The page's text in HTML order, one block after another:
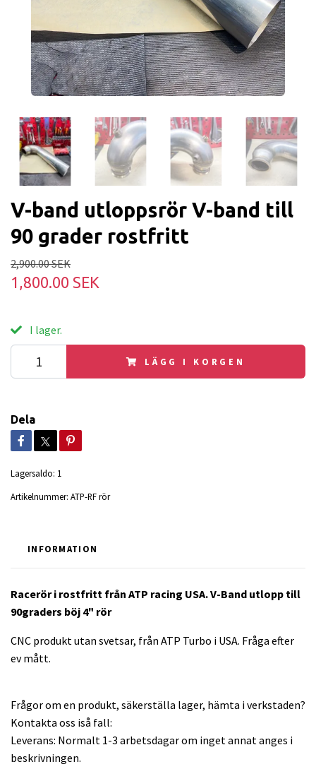
V-band utloppsrör V-band till
90 grader rostfritt
2,900.00 SEK
1,800.00 SEK
I lager.
LÄGG I KORGEN
Dela
Lagersaldo: 1
Artikelnummer: ATP-RF rör
INFORMATION
Racerör i rostfritt från ATP racing USA. V-Band utlopp till
90graders böj 4" rör
CNC produkt utan svetsar, från ATP Turbo i USA. Fråga efter
ev mått.
Frågor om en produkt, säkerställa lager, hämta i verkstaden?
Kontakta oss iså fall:
Leverans: Normalt 1-3 arbetsdagar om inget annat anges i
beskrivningen.